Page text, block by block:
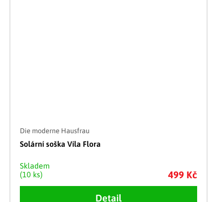
Die moderne Hausfrau
Solární soška Víla Flora
Skladem
(10 ks)
499 Kč
Detail